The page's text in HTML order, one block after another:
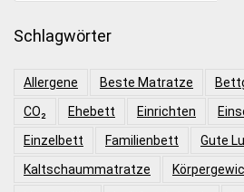
Schlagwörter
Allergene Beste Matratze
CO₂
Ehebett Einrichten
Einzelbett
Familienbett Gute
Kaltschaummatratze